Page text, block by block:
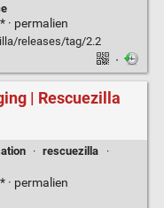
· permalien
releases/tag/2.2
·
| Rescuezilla
· rescuezilla
·
· permalien